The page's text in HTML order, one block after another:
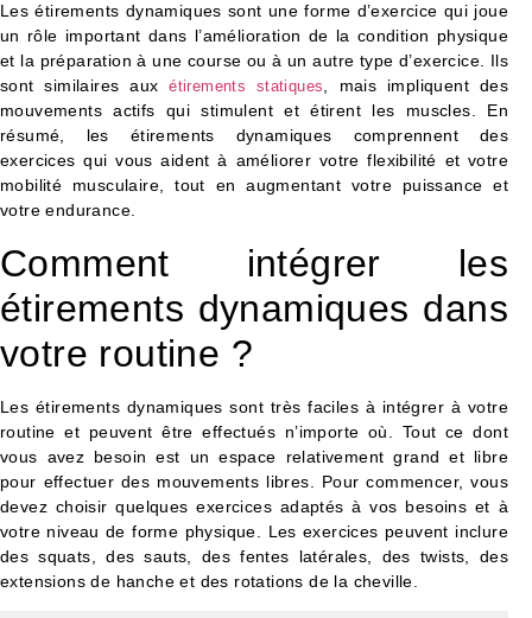
Les étirements dynamiques sont une forme d’exercice qui joue
un rôle important dans l’amélioration de la condition physique
et la préparation à une course ou à un autre type d’exercice. Ils
sont similaires auxétirements statiques, mais impliquent des
mouvements actifs qui stimulent et étirent les muscles. En
résumé, les étirements dynamiques comprennent des
exercices qui vous aident à améliorer votre flexibilité et votre
mobilité musculaire, tout en augmentant votre puissance et
votre endurance.
Comment intégrer les
étirements dynamiques dans
votre routine ?
Les étirements dynamiques sont très faciles à intégrer à votre
routine et peuvent être effectués n’importe où. Tout ce dont
vous avez besoin est un espace relativement grand et libre
pour effectuer des mouvements libres. Pour commencer, vous
devez choisir quelques exercices adaptés à vos besoins et à
votre niveau de forme physique. Les exercices peuvent inclure
des squats, des sauts, des fentes latérales, des twists, des
extensions de hanche et des rotations de la cheville.